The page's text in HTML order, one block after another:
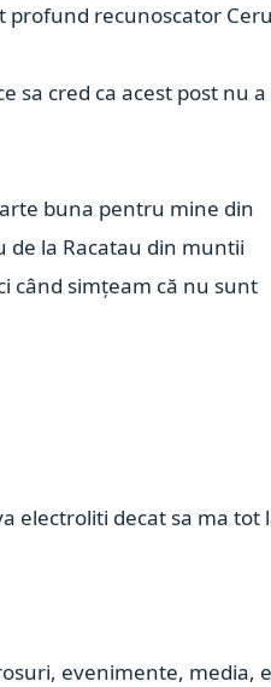
profund recunoscator
sa cred ca acest post nu a
buna pentru mine din
de la Racatau din muntii
când simțeam că nu sunt
electroliti decat sa ma tot
evenimente, media,